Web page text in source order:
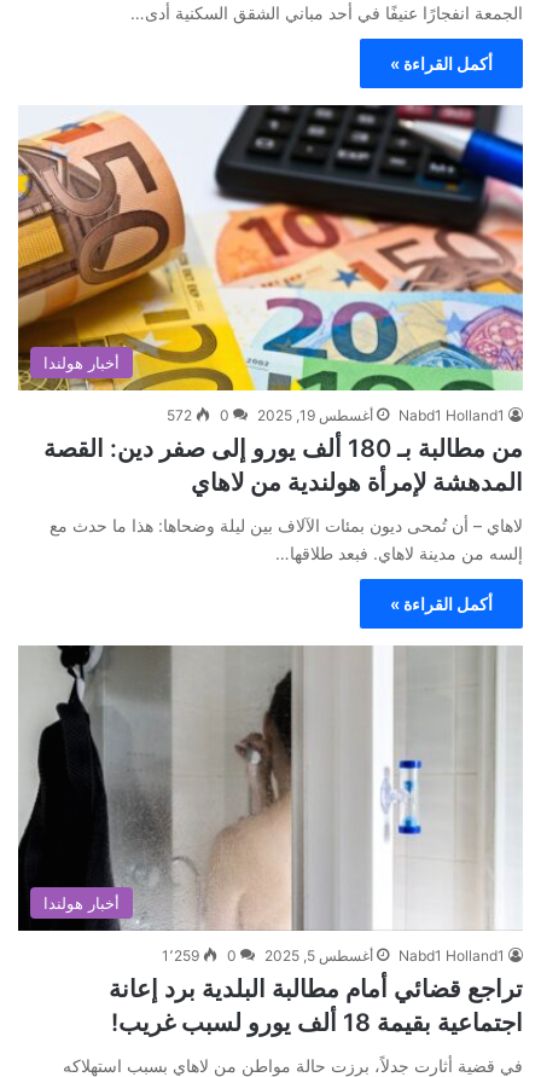
الجمعة انفجارًا عنيفًا في أحد مباني الشقق السكنية أدى…
أكمل القراءة »
أخبار هولندا
Nabd1 Holland1 أغسطس 19, 2025 0
572
من مطالبة بـ 180 ألف يورو إلى صفر دين: القصة
المدهشة لإمرأة هولندية من لاهاي
لاهاي – أن تُمحى ديون بمئات الآلاف بين ليلة وضحاها: هذا ما حدث مع
إلسه من مدينة لاهاي. فبعد طلاقها…
أكمل القراءة »
أخبار هولندا
Nabd1 Holland1 أغسطس 5, 2025 0 1٬259
تراجع قضائي أمام مطالبة البلدية برد إعانة
اجتماعية بقيمة 18 ألف يورو لسبب غريب!
في قضية أثارت جدلاً، برزت حالة مواطن من لاهاي بسبب استهلاكه